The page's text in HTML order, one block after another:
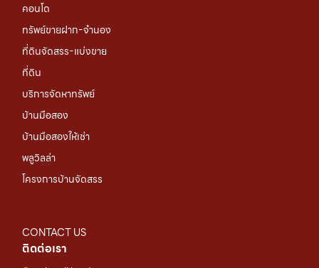
คอนโด
ทรัพย์ขายฝาก-จำนอง
ที่ดินจัดสรร-แบ่งขาย
ที่ดิน
บริการจัดหาทรัพย์
บ้านมือสอง
บ้านมือสองให้เช่า
พลูวิลล่า
โครงการบ้านจัดสรร
CONTACT US
ติดต่อเรา